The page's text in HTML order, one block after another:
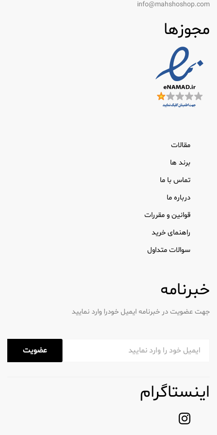
قابض ها: ترکیباتی مانند ترکیبات روی می
طعم دهنده ها: اینها طعم مطبوع و طراوت
بخشیدن به نفس را ایجاد می کنند.
انواع دهان شویه
بندی کرد. در اینجا رایج ترین انواع آن وجود دارد:
عمدتاً برای خوشبو کردن نفس طراحی شده
ندارند.
دهان شویه درمانی: این ها حاوی مواد فعالی
هستند که به کاهش پلاک، التهاب لثه و
دندانپزشکان برای مسائل خاص سلامت
دهان شویه فلوراید: این دهانشویه ها که
جلوگیری از پوسیدگی فرموله شده اند، برای
دهانشویه طبیعی: این دهانشویه ها که از
مواد گیاهی ساخته شده اند، عاری از الکل و
کسانی که به دنبال رویکرد طبیعی تری برای
مراقبت از دهان هستند جذاب است.
فواید استفاده از دهان شویه
info@mahshoshop.com
مجوزها
مقالات
برند ها
تماس با ما
درباره ما
قوانین و مقررات
راهنمای خرید
سوالات متداول
خبرنامه
جهت عضویت در خبرنامه ایمیل خودرا وارد نمایید
عضویت
اینستاگرام